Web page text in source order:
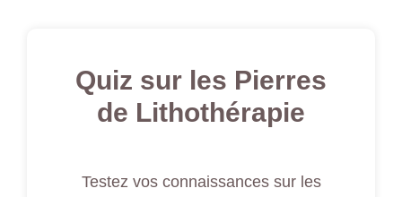
Quiz sur les Pierres
de Lithothérapie
Testez vos connaissances sur les